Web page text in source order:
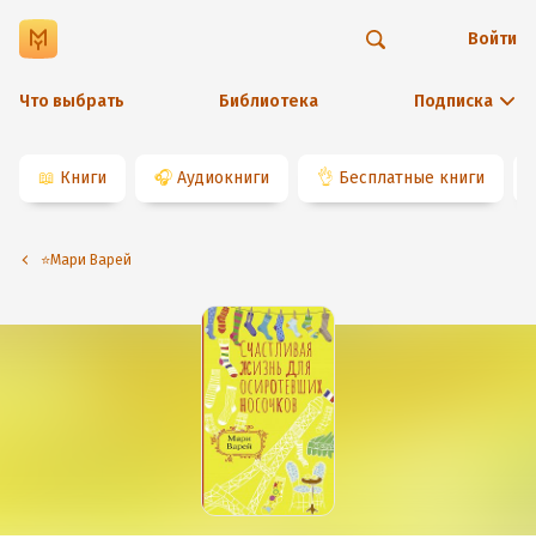
Что выбрать Библиотека Подписка
Войти
📖 Книги 🎧 Аудиокниги 👌 Бесплатные книги
⭐️Мари Варей